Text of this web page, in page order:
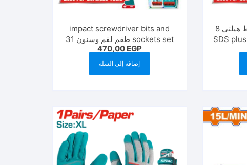
TACSDL11806 طقم بنط هيلتي 8
impact screwdriver bits and
sockets set طقم لقم وسنون 31
قطعه
470,00 EGP
إضافة إلى السلة